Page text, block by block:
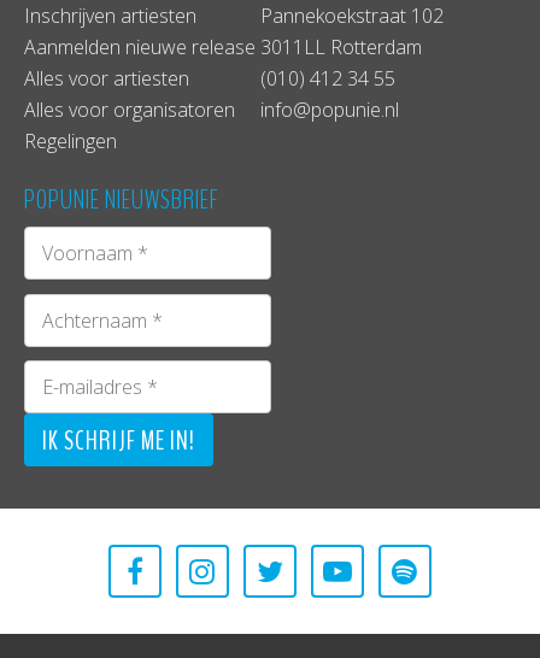
Inschrijven artiesten
Aanmelden nieuwe release
Alles voor artiesten
Alles voor organisatoren
Regelingen
Pannekoekstraat 102
3011LL Rotterdam
(010) 412 34 55
info@popunie.nl
POPUNIE NIEUWSBRIEF